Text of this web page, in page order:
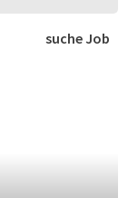
suche Job